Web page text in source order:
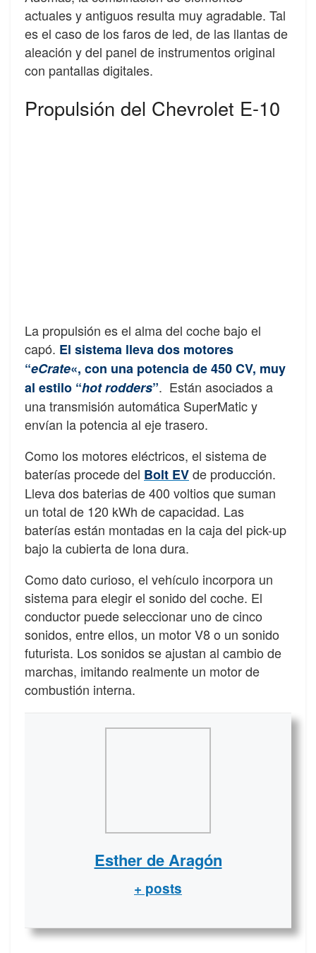
actuales y antiguos resulta muy agradable. Tal
es el caso de los faros de led, de las llantas de
aleación y del panel de instrumentos original
con pantallas digitales.
Propulsión del Chevrolet E-10
La propulsión es el alma del coche bajo el
capó. El sistema lleva dos motores
“eCrate«, con una potencia de 450 CV, muy
al estilo “hot rodders”. Están asociados a
una transmisión automática SuperMatic y
envían la potencia al eje trasero.
Como los motores eléctricos, el sistema de
baterías procede del Bolt EVde producción.
Lleva dos baterias de 400 voltios que suman
un total de 120 kWh de capacidad. Las
baterías están montadas en la caja del pick-up
bajo la cubierta de lona dura.
Como dato curioso, el vehículo incorpora un
sistema para elegir el sonido del coche. El
conductor puede seleccionar uno de cinco
sonidos, entre ellos, un motor V8 o un sonido
futurista. Los sonidos se ajustan al cambio de
marchas, imitando realmente un motor de
combustión interna.
Esther de Aragón
+ posts